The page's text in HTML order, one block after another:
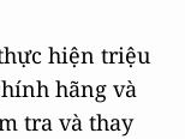
hiện triệu
hãng và
tra và thay